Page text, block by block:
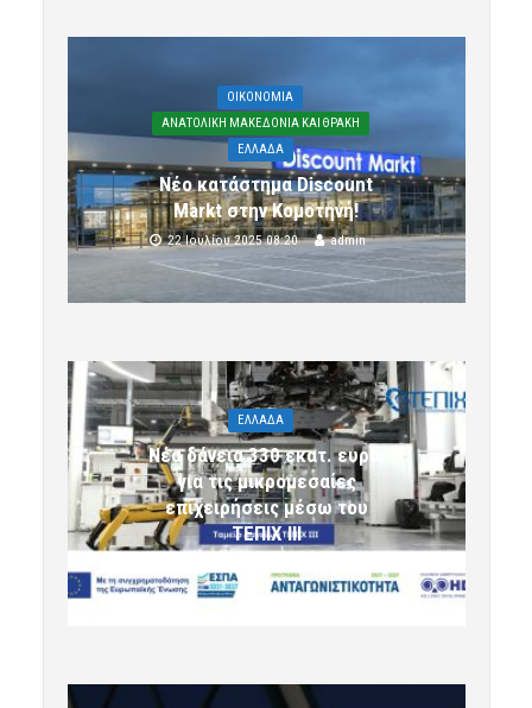
OIKONOMIA
ΑΝΑΤΟΛΙΚΗ ΜΑΚΕΔΟΝΙΑ ΚΑΙ ΘΡΑΚΗ
ΕΛΛΑΔΑ
Νέο κατάστημα Discount
Markt στην Κομοτηνή!
22 Ιουλίου 2025 08:20 admin
ΕΛΛΑΔΑ
Νέα δάνεια 330 εκατ. ευρώ
για τις μικρομεσαίες
επιχειρήσεις μέσω του
ΤΕΠΙΧ ΙΙΙ